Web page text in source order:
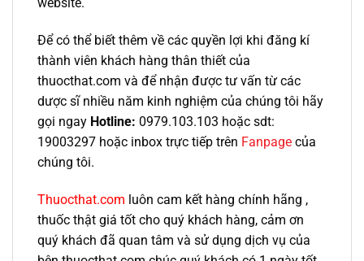
Để có thể biết thêm về các quyền lợi khi đăng kí
thành viên khách hàng thân thiết của
thuocthat.com và để nhận được tư vấn từ các
dược sĩ nhiều năm kinh nghiệm của chúng tôi hãy
gọi ngay Hotline: 0979.103.103 hoặc sdt:
19003297 hoặc inbox trực tiếp trên Fanpage của
chúng tôi.
Thuocthat.com luôn cam kết hàng chính hãng ,
thuốc thật giá tốt cho quý khách hàng, cảm ơn
quý khách đã quan tâm và sử dụng dịch vụ của